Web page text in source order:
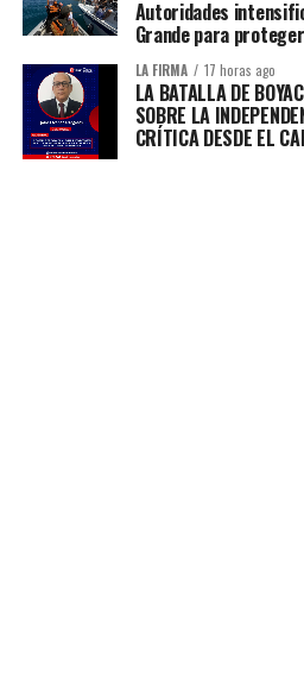
Autoridades
Grande para
LA FIRMA 17 horas ago
LA BATALLA DE
SOBRE LA
CRÍTICA DESDE EL